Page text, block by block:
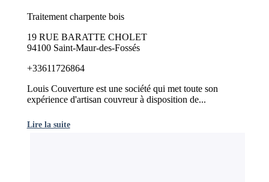
Traitement charpente bois
19 RUE BARATTE CHOLET
94100 Saint-Maur-des-Fossés
+33611726864
Louis Couverture est une société qui met toute son
expérience d'artisan couvreur à disposition de...
Lire la suite